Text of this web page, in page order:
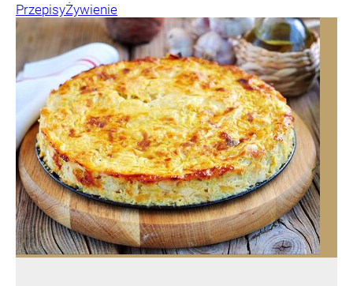
PrzepisyŻywienie